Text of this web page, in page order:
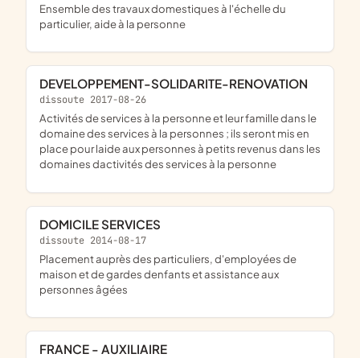
ensemble des travaux domestiques à l'échelle du
particulier, aide à la personne
DEVELOPPEMENT-SOLIDARITE-RENOVATION
dissoute 2017-08-26
activités de services à la personne et leur famille dans le
domaine des services à la personnes ; ils seront mis en
place pour laide aux personnes à petits revenus dans les
domaines dactivités des services à la personne
DOMICILE SERVICES
dissoute 2014-08-17
placement auprès des particuliers, d'employées de
maison et de gardes denfants et assistance aux
personnes âgées
FRANCE - AUXILIAIRE